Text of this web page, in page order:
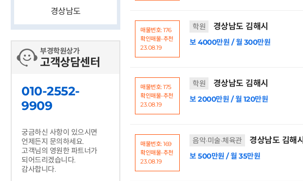
경상남도
부경학원상가
고객상담센터
010-2552-
9909
궁금하신 사항이 있으시면
언제든지 문의하세요.
고객님의 영원한 파트너가
되어드리겠습니다.
감사합니다.
매물번호: 176
확인매물-추천
23.08.19
학원 경상남도 김해시
보 4000만원 / 월 300만원
매물번호: 175
확인매물-추천
23.08.19
학원 경상남도 김해시
보 2000만원 / 월 120만원
매물번호: 169
확인매물-추천
23.08.19
음악·미술·체육관 경상남도 김해시
보 500만원 / 월 35만원